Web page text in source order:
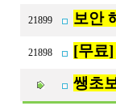
21899 보안
21898
[무료
쌩초